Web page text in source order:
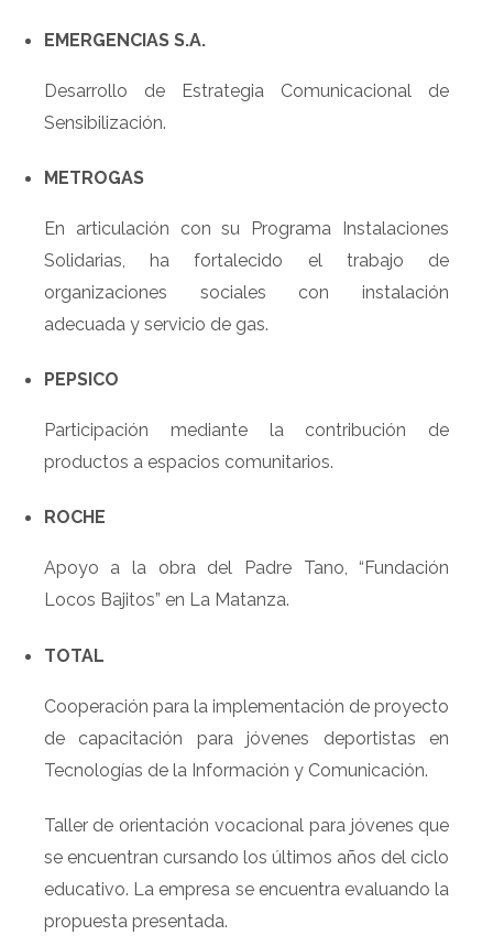
EMERGENCIAS S.A.
Desarrollo de Estrategia Comunicacional de
Sensibilización.
METROGAS
En articulación con su Programa Instalaciones
Solidarias, ha fortalecido el trabajo de
organizaciones sociales con instalación
adecuada y servicio de gas.
PEPSICO
Participación mediante la contribución de
productos a espacios comunitarios.
ROCHE
Apoyo a la obra del Padre Tano, “Fundación
Locos Bajitos” en La Matanza.
TOTAL
Cooperación para la implementación de proyecto
de capacitación para jóvenes deportistas en
Tecnologías de la Información y Comunicación.
Taller de orientación vocacional para jóvenes que
se encuentran cursando los últimos años del ciclo
educativo. La empresa se encuentra evaluando la
propuesta presentada.